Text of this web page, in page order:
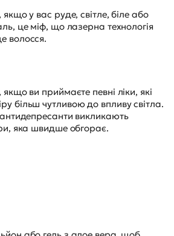
якщо у вас руде, світле, біле або
це міф, що лазерна технологія
волосся.
якщо ви приймаєте певні ліки, які
більш чутливою до впливу світла.
антидепресанти викликають
яка швидше обгорає.